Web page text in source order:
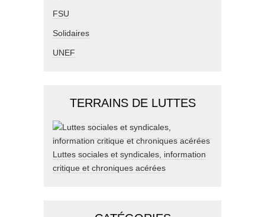
FSU
Solidaires
UNEF
TERRAINS DE LUTTES
Luttes sociales et syndicales, information
critique et chroniques acérées